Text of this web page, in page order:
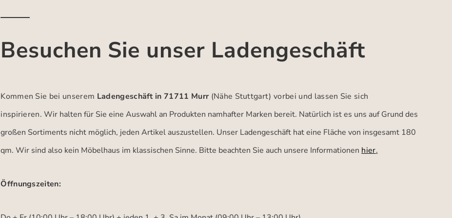
Besuchen Sie unser Ladengeschäft
Kommen Sie bei unserem Ladengeschäft in 71711 Murr (Nähe Stuttgart) vorbei und lassen Sie sich
inspirieren.Wir halten für Sie eine Auswahl an Produkten namhafter Marken bereit. Natürlich ist es uns auf Grund des
großen Sortiments nicht möglich, jeden Artikel auszustellen. Unser Ladengeschäft hat eine Fläche von insgesamt 180
qm. Wir sind also kein Möbelhaus im klassischen Sinne. Bitte beachten Sie auch unsere Informationen hier.
Öffnungszeiten: